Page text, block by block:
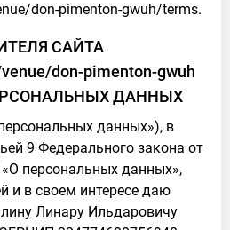
don-pimenton-gwuh/terms.
САЙТА
don-pimenton-gwuh
ДАННЫХ
данных»), в
9 Федерального закона от
персональных данных»,
и в своем интересе даю
Линару Ильдаровичу